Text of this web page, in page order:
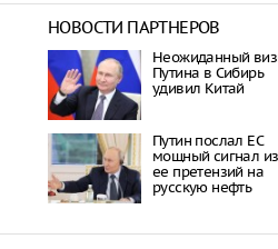
НОВОСТИ ПАРТНЕРОВ
Неожиданный
Путина в Сибирь
удивил Китай
Путин послал ЕС
мощный сигнал
ее претензий на
русскую нефть